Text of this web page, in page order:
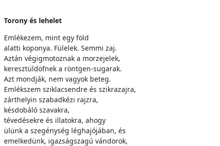
Torony és lehelet
Emlékezem, mint egy föld
alatti koponya. Fülelek. Semmi zaj.
Aztán végigmotoznak a morzejelek,
keresztüldöfnek a röntgen-sugarak.
Azt mondják, nem vagyok beteg.
Emlékszem sziklacsendre és szikrazajra,
zárthelyin szabadkézi rajzra,
késdobáló szavakra,
tévedésekre és illatokra, ahogy
ülünk a szegénység léghajójában, és
emelkedünk, igazságszagú vándorok,